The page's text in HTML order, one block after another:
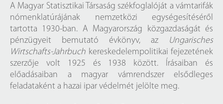
A Magyar Statisztikai Társaság székfoglalóját a vámtarifák
nómenklatúrájának nemzetközi egységesítéséről
tartotta 1930-ban. A Magyarország közgazdaságát és
pénzügyeit bemutató évkönyv, az
Ungarisches
Wirtschafts-Jahrbuch kereskedelempolitikai fejezetének
szerzője volt 1925 és 1938 között. Írásaiban és
előadásaiban a magyar vámrendszer elsődleges
feladataként a hazai ipar védelmét jelölte meg.